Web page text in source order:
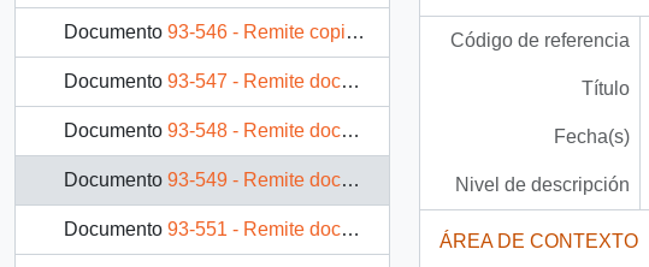
Documento 93-546 - Remite copia carta
Documento 93-547 - Remite documento
Documento 93-548 - Remite documento
Documento 93-549 - Remite documento
Documento 93-551 - Remite documento
Código de referencia
Título
Fecha(s)
Nivel de descripción
ÁREA DE CONTEXTO